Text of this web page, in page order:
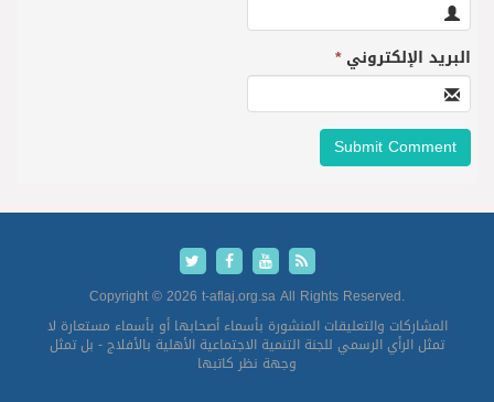
البريد الإلكتروني*
Copyright © 2026 t-aflaj.org.sa All Rights Reserved.
المشاركات والتعليقات المنشورة بأسماء أصحابها أو بأسماء مستعارة لا
تمثل الرأي الرسمي للجنة التنمية الاجتماعية الأهلية بالأفلاج - بل تمثل
وجهة نظر كاتبها